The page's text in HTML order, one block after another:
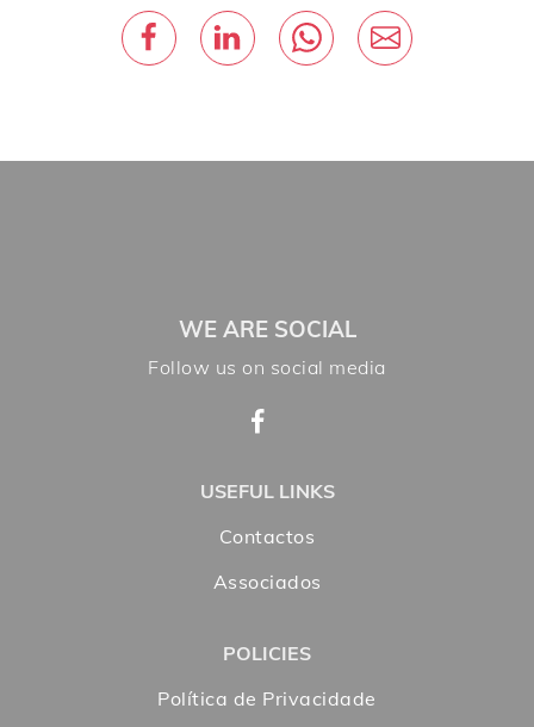
WE ARE SOCIAL
Follow us on social media
USEFUL LINKS
Contactos
Associados
POLICIES
Política de Privacidade